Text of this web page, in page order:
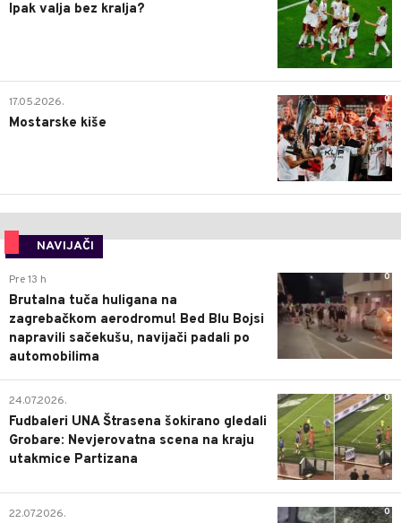
Ipak valja bez kralja?
0
17.05.2026.
Mostarske kiše
NAVIJAČI
0
Pre 13 h
Brutalna tuča huligana na
zagrebačkom aerodromu! Bed Blu Bojsi
napravili sačekušu, navijači padali po
automobilima
0
24.07.2026.
Fudbaleri UNA Štrasena šokirano gledali
Grobare: Nevjerovatna scena na kraju
utakmice Partizana
0
22.07.2026.